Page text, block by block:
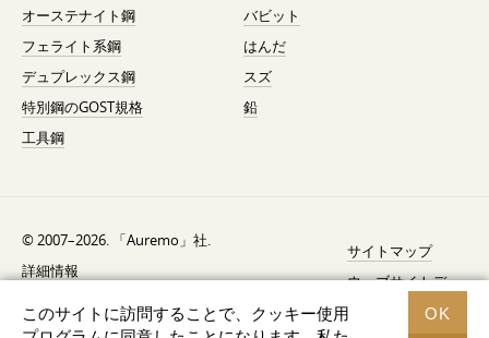
このサイトに訪問することで、クッキー使用
OK
オーステナイト鋼
フェライト系鋼
デュプレックス鋼
特別鋼のGOST規格
工具鋼
バビット
はんだ
スズ
鉛
© 2007–2026. 「Auremo」社.
詳細情報
AGB（利用規約）
リコール通知
サイトマップ
ウェブサイトデ